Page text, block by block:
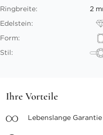
Ringbreite:
2
Edelstein:
Form:
Stil:
Ihre Vorteile
Lebenslange Garantie